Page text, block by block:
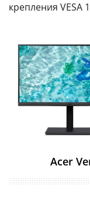
крепления VESA
Acer